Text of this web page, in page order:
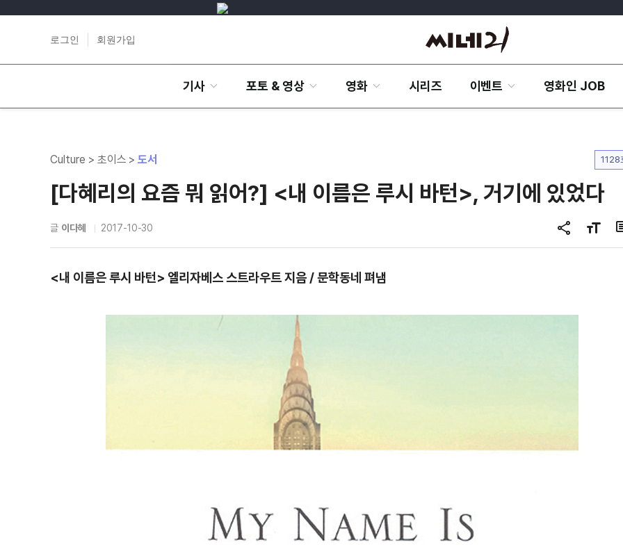
로그인 회원가입
기사 포토 & 영상 영화 시리즈 이벤트 영화인 JOB
Culture > 초이스 >도서 1128
[다혜리의 요즘 뭐 읽어?] <내 이름은 루시 바턴>, 거기에 있었다
글 이다혜 2017-10-30
공
유
글
자
<내 이름은 루시 바턴> 엘리자베스 스트라우트 지음 / 문학동네 펴냄